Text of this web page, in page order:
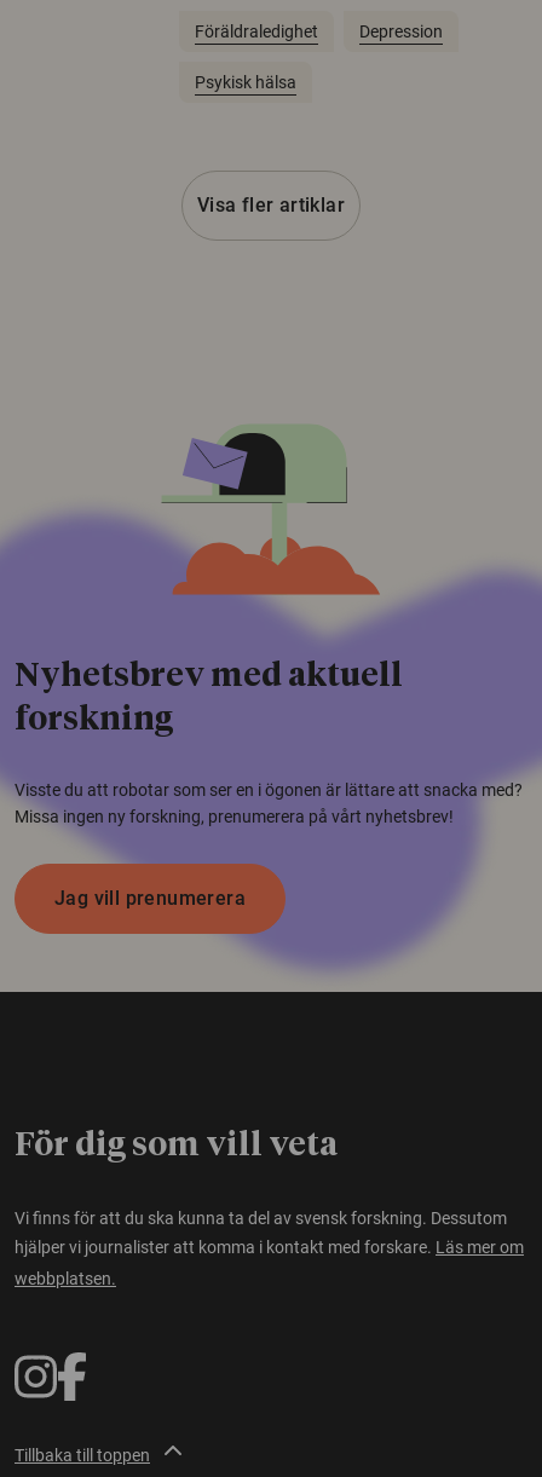
Föräldraledighet Depression
Psykisk hälsa
Visa fler artiklar
Nyhetsbrev med aktuell
forskning
Visste du att robotar som ser en i ögonen är lättare att snacka med?
Missa ingen ny forskning, prenumerera på vårt nyhetsbrev!
Jag vill prenumerera
För dig som vill veta
Vi finns för att du ska kunna ta del av svensk forskning. Dessutom
hjälper vi journalister att komma i kontakt med forskare. Läs mer om
webbplatsen.
Tillbaka till toppen